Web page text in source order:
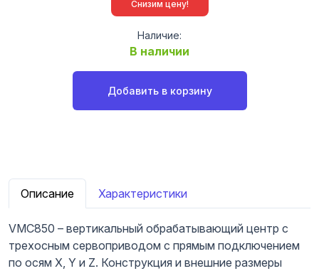
Снизим цену!
Наличие:
В наличии
Добавить в корзину
Описание Характеристики
VMC850 – вертикальный обрабатывающий центр с
трехосным сервоприводом с прямым подключением
по осям X, Y и Z. Конструкция и внешние размеры